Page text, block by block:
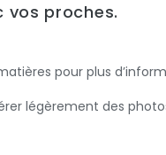
vos proches.
pour plus
légèrement des